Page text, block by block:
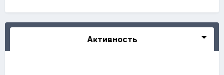
Активность